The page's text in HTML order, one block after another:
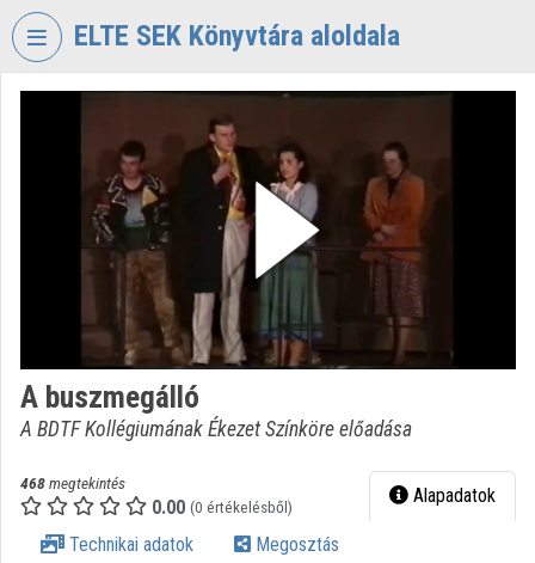
Fejléc kihagyása
ELTE SEK Könyvtára aloldala
KÖNYVTÁR
Intézményi kezdőlap
Bejelentkezés
Kategóriák
A buszmegálló
A BDTF Kollégiumának Ékezet Színköre előadása
468megtekintés
0.00 (0 értékelésből) Alapadatok
Technikai adatok Megosztás